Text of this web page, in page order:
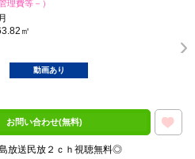
管理費等－）
㎡
動画あり
お問い合わせ(無料)
放送民放２ｃｈ視聴無料◎